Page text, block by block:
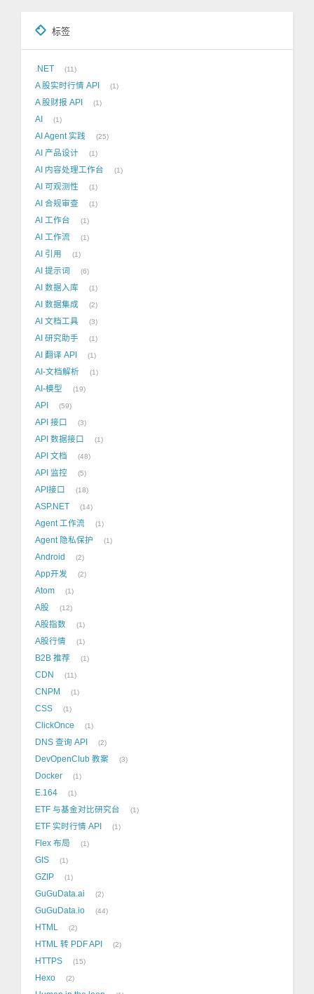
标签
.NET 11
A 股实时行情 API 1
A 股财报 API 1
AI 1
AI Agent 实践 25
AI 产品设计 1
AI 内容处理工作台 1
AI 可观测性 1
AI 合规审查 1
AI 工作台 1
AI 工作流 1
AI 引用 1
AI 提示词 6
AI 数据入库 1
AI 数据集成 2
AI 文档工具 3
AI 研究助手 1
AI 翻译 API 1
AI-文档解析 1
AI-模型 19
API 59
API 接口 3
API 数据接口 1
API 文档 48
API 监控 5
API接口 18
ASP.NET 14
Agent 工作流 1
Agent 隐私保护 1
Android 2
App开发 2
Atom 1
A股 12
A股指数 1
A股行情 1
B2B 推荐 1
CDN 11
CNPM 1
CSS 1
ClickOnce 1
DNS 查询 API 2
DevOpenClub 教案 3
Docker 1
E.164 1
ETF 与基金对比研究台 1
ETF 实时行情 API 1
Flex 布局 1
GIS 1
GZIP 1
GuGuData.ai 2
GuGuData.io 44
HTML 2
HTML 转 PDF API 2
HTTPS 15
Hexo 2